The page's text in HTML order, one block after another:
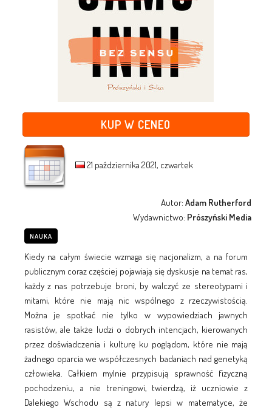
KUP W CENEO
21 października 2021, czwartek
Autor:Adam Rutherford
Wydawnictwo: Prószyński Media
NAUKA
Kiedy na całym świecie wzmaga się nacjonalizm, a na forum
publicznym coraz częściej pojawiają się dyskusje na temat ras,
każdy z nas potrzebuje broni, by walczyć ze stereotypami i
mitami, które nie mają nic wspólnego z rzeczywistością.
Można je spotkać nie tylko w wypowiedziach jawnych
rasistów, ale także ludzi o dobrych intencjach, kierowanych
przez doświadczenia i kulturę ku poglądom, które nie mają
żadnego oparcia we współczesnych badaniach nad genetyką
człowieka. Całkiem mylnie przypisują sprawność fizyczną
pochodzeniu, a nie treningowi, twierdzą, iż uczniowie z
Dalekiego Wschodu są z natury lepsi w matematyce, że